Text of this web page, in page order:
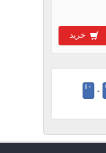
خرید
-
10